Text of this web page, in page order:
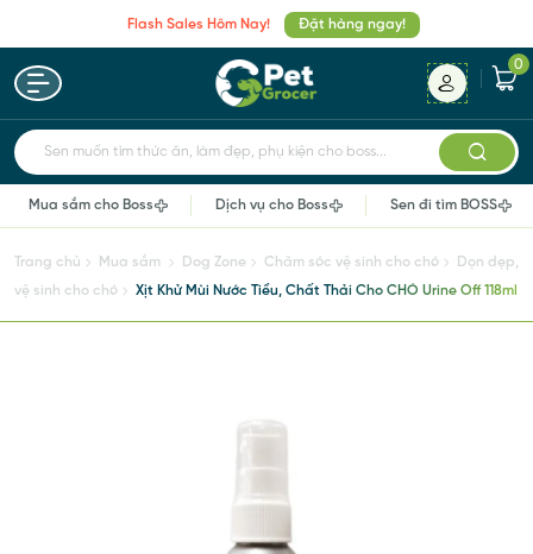
Flash Sales Hôm Nay! Đặt hàng ngay!
0
Sen muốn tìm thức ăn, làm đẹp, phụ kiện cho boss...
Mua sắm cho Boss Dịch vụ cho Boss Sen đi tìm BOSS
Trang chủ Mua sắm Dog Zone Chăm sóc vệ sinh cho chó
Dọn dẹp,
vệ sinh cho chó
Xịt Khử Mùi Nước Tiểu, Chất Thải Cho CHÓ Urine Off 118ml